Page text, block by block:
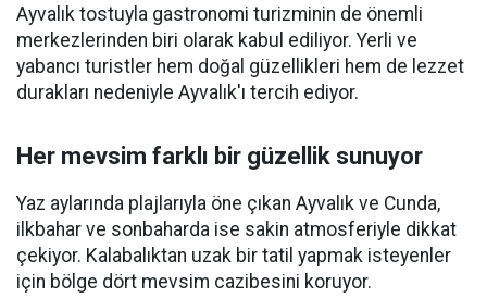
Ayvalık tostuyla gastronomi turizminin de önemli
merkezlerinden biri olarak kabul ediliyor. Yerli ve
yabancı turistler hem doğal güzellikleri hem de lezzet
durakları nedeniyle Ayvalık'ı tercih ediyor.
Her mevsim farklı bir güzellik sunuyor
Yaz aylarında plajlarıyla öne çıkan Ayvalık ve Cunda,
ilkbahar ve sonbaharda ise sakin atmosferiyle dikkat
çekiyor. Kalabalıktan uzak bir tatil yapmak isteyenler
için bölge dört mevsim cazibesini koruyor.